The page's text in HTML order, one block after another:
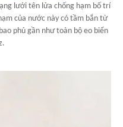
lưới tên lửa chống hạm bố trí
của nước này có tầm bắn từ
phủ gần như toàn bộ eo biển